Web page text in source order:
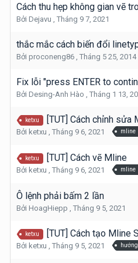
Cách thu hẹp không gian vẽ
Bởi Dejavu , Tháng 9 7, 2021
thắc mắc cách biến đổi
Bởi proconeng86 , Tháng 5 25, 2014
Fix lỗi "press ENTER to
Bởi Desing-Anh Hào , Tháng 1 13,
ketxu [TUT] Cách chỉnh sửa
Bởi ketxu , Tháng 9 6, 2021 mline
ketxu [TUT] Cách vẽ Mline
Bởi ketxu , Tháng 9 6, 2021 mline
Ô lệnh phải bấm 2 lần
Bởi HoagHiepp , Tháng 9 5, 2021
ketxu [TUT] Cách tạo Mline
Bởi ketxu , Tháng 9 5, 2021